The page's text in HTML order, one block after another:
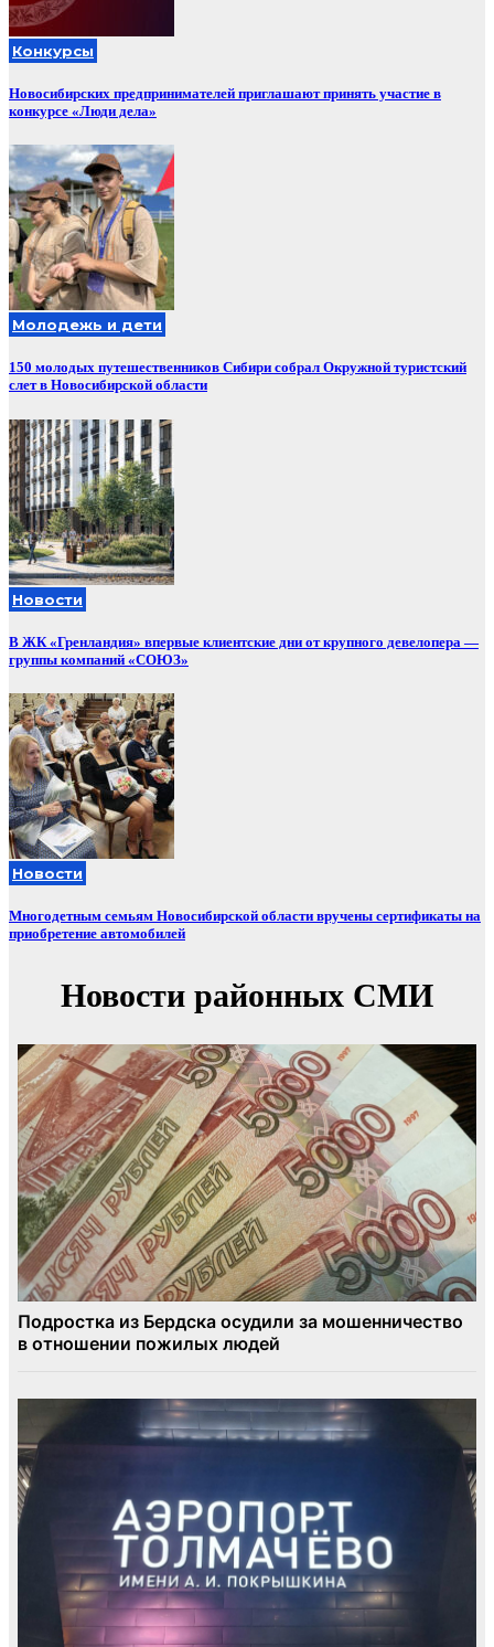
Конкурсы
Новосибирских предпринимателей приглашают принять участие в
конкурсе «Люди дела»
Молодежь и дети
150 молодых путешественников Сибири собрал Окружной туристский
слет в Новосибирской области
Новости
В ЖК «Гренландия» впервые клиентские дни от крупного девелопера —
группы компаний «СОЮЗ»
Новости
Многодетным семьям Новосибирской области вручены сертификаты на
приобретение автомобилей